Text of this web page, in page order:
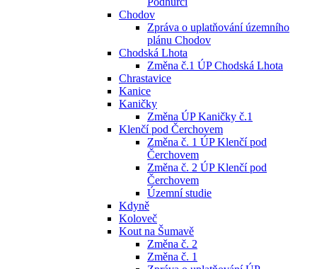
Chodov
Zpráva o uplatňování územního
plánu Chodov
Chodská Lhota
Změna č.1 ÚP Chodská Lhota
Chrastavice
Kanice
Kaničky
Změna ÚP Kaničky č.1
Klenčí pod Čerchovem
Změna č. 1 ÚP Klenčí pod
Čerchovem
Změna č. 2 ÚP Klenčí pod
Čerchovem
Územní studie
Kdyně
Koloveč
Kout na Šumavě
Změna č. 2
Změna č. 1